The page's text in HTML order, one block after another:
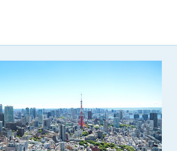
項）
上で以下の行為をしないものとしま
の著作権、その他知的所有権を侵害す
者の財産、プライバシー等を侵害する行
者を誹謗中傷する行為